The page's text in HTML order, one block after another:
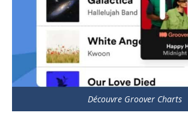
Découvre Groover Charts